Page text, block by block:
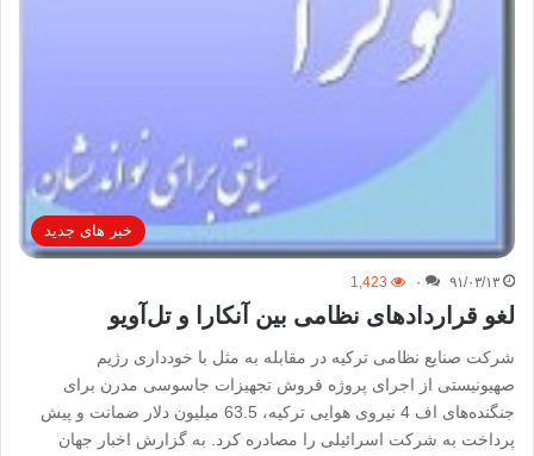
خبر های جدید
۹۱/۰۳/۱۳ ۰ 1,423
لغو قراردادهای نظامی بین آنکارا و تل‌آویو
شرکت صنایع نظامی ترکیه در مقابله به مثل با خودداری رژیم
صهیونیستی از اجرای پروژه فروش تجهیزات جاسوسی مدرن برای
جنگنده‌های اف 4 نیروی هوایی ترکیه، 63.5 میلیون دلار ضمانت و پیش
پرداخت به شرکت اسرائیلی را مصادره کرد. به گزارش اخبار جهان